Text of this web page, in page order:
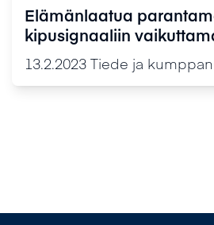
Elämänlaatua
kipusignaaliin
13.2.2023 Tiede ja